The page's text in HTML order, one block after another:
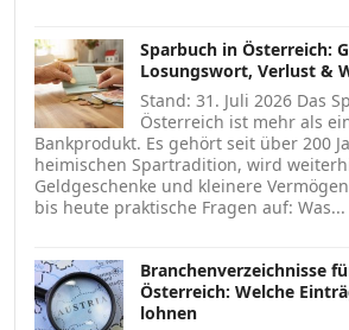
Sparbuch in Österreich:
Losungswort, Verlust &
Stand: 31. Juli 2026 Das
Österreich ist mehr als
Bankprodukt. Es gehört seit über 200
heimischen Spartradition, wird
Geldgeschenke und kleinere
bis heute praktische Fragen auf: Was...
Branchenverzeichnisse
Österreich: Welche
lohnen